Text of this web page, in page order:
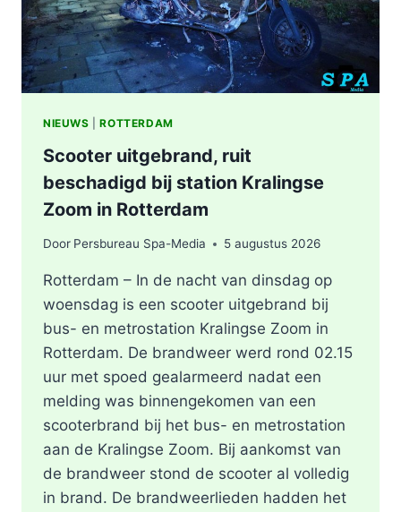
ROTTERDAM
NIEUWS |ROTTERDAM
Scooter uitgebrand, ruit
beschadigd bij station Kralingse
Zoom in Rotterdam
Door Persbureau Spa-Media 5 augustus 2026
Rotterdam – In de nacht van dinsdag op
woensdag is een scooter uitgebrand bij
bus- en metrostation Kralingse Zoom in
Rotterdam. De brandweer werd rond 02.15
uur met spoed gealarmeerd nadat een
melding was binnengekomen van een
scooterbrand bij het bus- en metrostation
aan de Kralingse Zoom. Bij aankomst van
de brandweer stond de scooter al volledig
in brand. De brandweerlieden hadden het